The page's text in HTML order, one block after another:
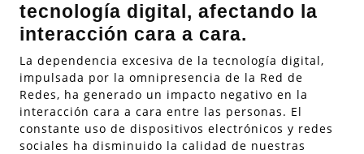
tecnología digital, afectando la
interacción cara a cara.
La dependencia excesiva de la tecnología digital,
impulsada por la omnipresencia de la Red de
Redes, ha generado un impacto negativo en la
interacción cara a cara entre las personas. El
constante uso de dispositivos electrónicos y redes
sociales ha disminuido la calidad de nuestras